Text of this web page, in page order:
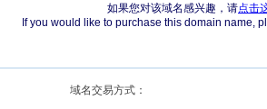
如果您对该域名感兴趣，请点击
If you would like to purchase this domain name,
域名交易方式：